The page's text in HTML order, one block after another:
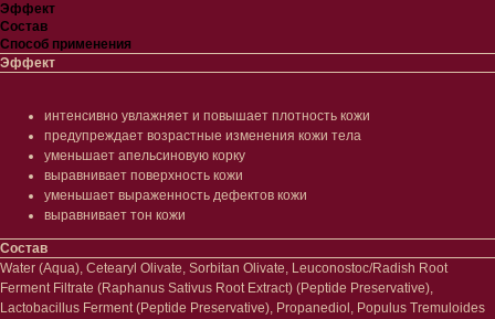
Эффект
Состав
Способ применения
Эффект
интенсивно увлажняет и повышает плотность кожи
предупреждает возрастные изменения кожи тела
уменьшает апельсиновую корку
выравнивает поверхность кожи
уменьшает выраженность дефектов кожи
выравнивает тон кожи
Состав
Water (Aqua), Cetearyl Olivate, Sorbitan Olivate, Leuconostoc/Radish Root
Ferment Filtrate (Raphanus Sativus Root Extract) (Peptide Preservative),
Lactobacillus Ferment (Peptide Preservative), Propanediol, Populus Tremuloides